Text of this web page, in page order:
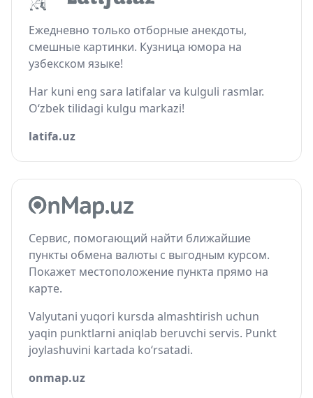
Ежедневно только отборные анекдоты,
смешные картинки. Кузница юмора на
узбекском языке!
Har kuni eng sara latifalar va kulguli rasmlar.
O‘zbek tilidagi kulgu markazi!
latifa.uz
Сервис, помогающий найти ближайшие
пункты обмена валюты с выгодным курсом.
Покажет местоположение пункта прямо на
карте.
Valyutani yuqori kursda almashtirish uchun
yaqin punktlarni aniqlab beruvchi servis. Punkt
joylashuvini kartada ko‘rsatadi.
onmap.uz